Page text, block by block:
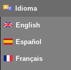
Idioma
English
Español
Français